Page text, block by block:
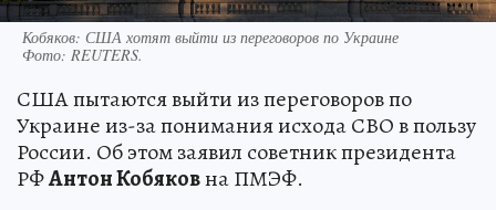
Кобяков: США хотят выйти из переговоров по Украине
Фото: REUTERS.
США пытаются выйти из переговоров по
Украине из-за понимания исхода СВО в пользу
России. Об этом заявил советник президента
РФАнтон Кобяковна ПМЭФ.